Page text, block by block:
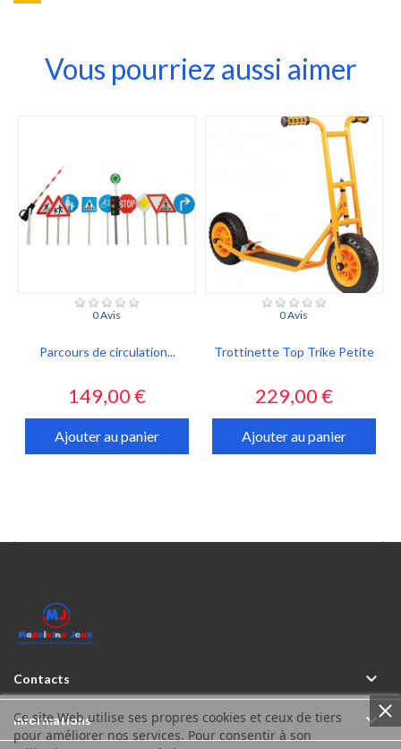
Vous pourriez aussi aimer
0 Avis
Parcours de circulation...
Prix
149,00 €
Ajouter au panier
0 Avis
Trottinette Top Trike Petite
Prix
229,00 €
Ajouter au panier
 
Contacts 
Ce site Web utilise ses propres cookies et ceux de tiers
pour améliorer nos services. Pour consentir à son
Informations 